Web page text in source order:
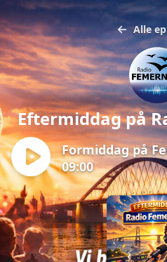
Alle
Eftermiddag på
Formiddag på
09:00